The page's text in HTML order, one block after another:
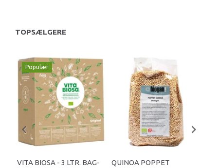
TOPSÆLGERE
Populær
VITA BIOSA - 3 LTR. BAG-
QUINOA POPPET